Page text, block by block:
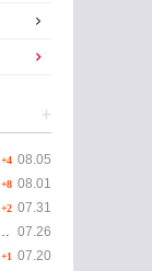
+
+4 08.05
+8 08.01
+2 07.31
07.26
+1 07.20